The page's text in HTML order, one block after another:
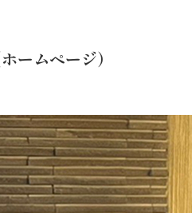
ームページ）